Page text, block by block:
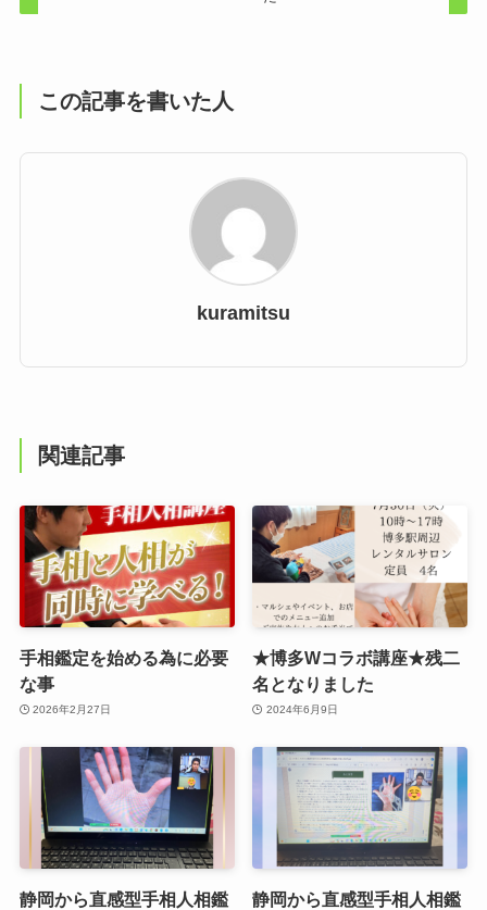
この記事を書いた人
kuramitsu
関連記事
手相鑑定を始める為に必要
な事
2026年2月27日
★博多Wコラボ講座★残二
名となりました
2024年6月9日
静岡から直感型手相人相鑑
静岡から直感型手相人相鑑